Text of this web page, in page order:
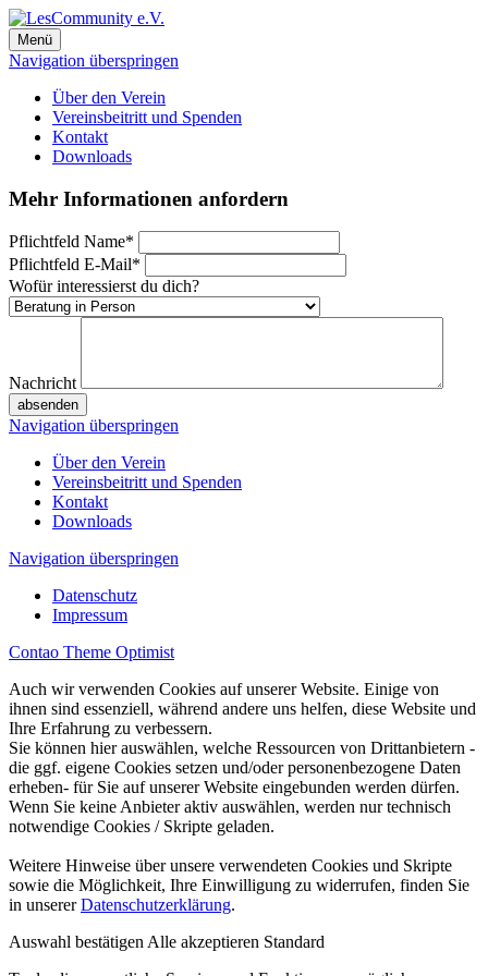
Menü
Navigation überspringen
Über den Verein
Vereinsbeitritt und Spenden
Kontakt
Downloads
Mehr Informationen anfordern
Pflichtfeld Name*
Pflichtfeld E-Mail*
Wofür interessierst du dich?
Nachricht
absenden
Navigation überspringen
Über den Verein
Vereinsbeitritt und Spenden
Kontakt
Downloads
Navigation überspringen
Datenschutz
Impressum
Contao Theme Optimist
Auch wir verwenden Cookies auf unserer Website. Einige von
ihnen sind essenziell, während andere uns helfen, diese Website und
Ihre Erfahrung zu verbessern.
Sie können hier auswählen, welche Ressourcen von Drittanbietern -
die ggf. eigene Cookies setzen und/oder personenbezogene Daten
erheben- für Sie auf unserer Website eingebunden werden dürfen.
Wenn Sie keine Anbieter aktiv auswählen, werden nur technisch
notwendige Cookies / Skripte geladen.
Weitere Hinweise über unsere verwendeten Cookies und Skripte
sowie die Möglichkeit, Ihre Einwilligung zu widerrufen, finden Sie
in unsererDatenschutzerklärung.
Auswahl bestätigenAlle akzeptieren Standard